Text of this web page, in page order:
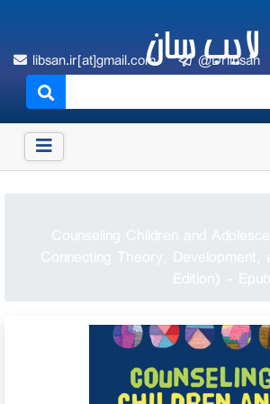
لایب سانlibsan.ir[at]gmail.com @Drlibsan